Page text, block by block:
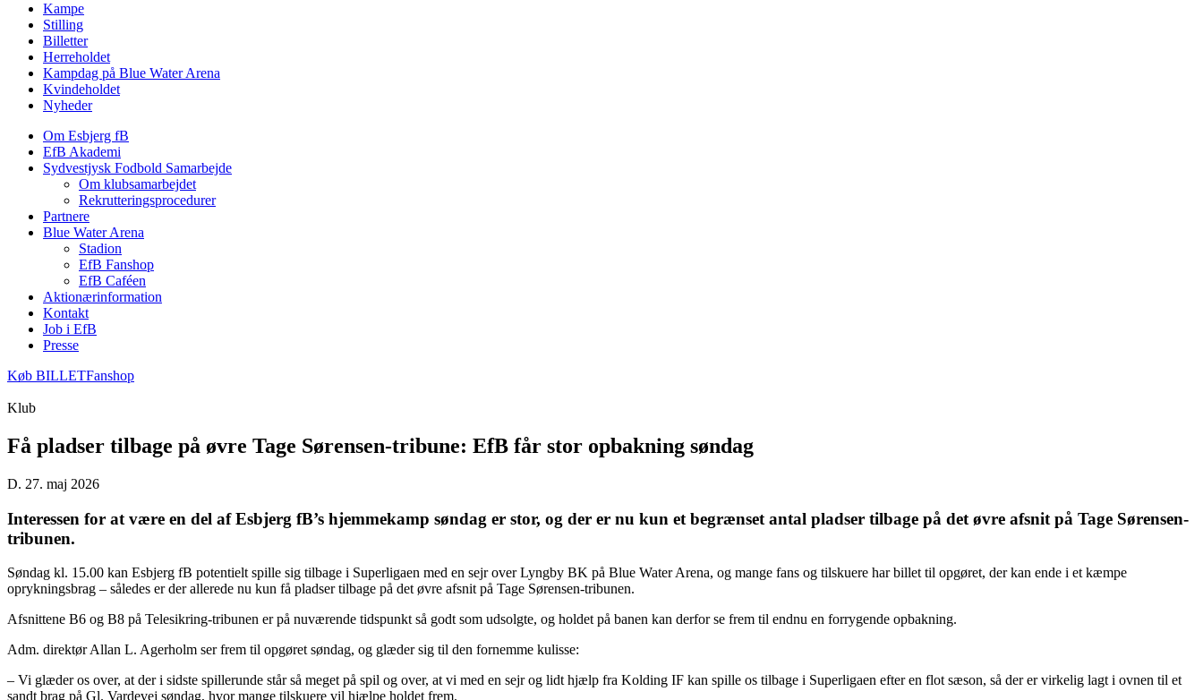
Kampe
Stilling
Billetter
Herreholdet
Kampdag på Blue Water Arena
Kvindeholdet
Nyheder
Om Esbjerg fB
EfB Akademi
Sydvestjysk Fodbold Samarbejde
Om klubsamarbejdet
Rekrutteringsprocedurer
Partnere
Blue Water Arena
Stadion
EfB Fanshop
EfB Caféen
Aktionærinformation
Kontakt
Job i EfB
Presse
Køb BILLETFanshop
Klub
Få pladser tilbage på øvre Tage Sørensen-tribune: EfB får stor opbakning søndag
D. 27. maj 2026
Interessen for at være en del af Esbjerg fB’s hjemmekamp søndag er stor, og der er nu kun et begrænset antal pladser tilbage på det øvre afsnit på Tage Sørensen-
tribunen.
Søndag kl. 15.00 kan Esbjerg fB potentielt spille sig tilbage i Superligaen med en sejr over Lyngby BK på Blue Water Arena, og mange fans og tilskuere har billet til opgøret, der kan ende i et kæmpe
oprykningsbrag – således er der allerede nu kun få pladser tilbage på det øvre afsnit på Tage Sørensen-tribunen.
Afsnittene B6 og B8 på Telesikring-tribunen er på nuværende tidspunkt så godt som udsolgte, og holdet på banen kan derfor se frem til endnu en forrygende opbakning.
Adm. direktør Allan L. Agerholm ser frem til opgøret søndag, og glæder sig til den fornemme kulisse:
– Vi glæder os over, at der i sidste spillerunde står så meget på spil og over, at vi med en sejr og lidt hjælp fra Kolding IF kan spille os tilbage i Superligaen efter en flot sæson, så der er virkelig lagt i ovnen til et
sandt brag på Gl. Vardevej søndag, hvor mange tilskuere vil hjælpe holdet frem.